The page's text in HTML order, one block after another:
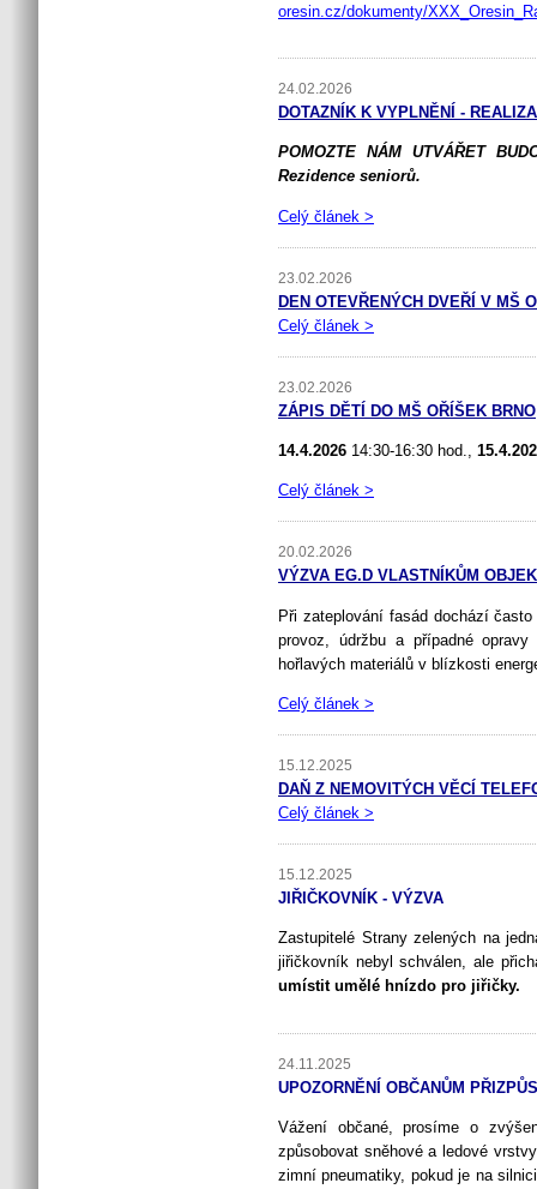
oresin.cz/dokumenty/
24.02.2026
DOTAZNÍK K VYPLNĚNÍ -
POMOZTE NÁM UTVÁŘET
Rezidence seniorů.
Celý článek >
23.02.2026
DEN OTEVŘENÝCH DVEŘÍ V MŠ
Celý článek >
23.02.2026
ZÁPIS DĚTÍ DO MŠ OŘÍŠEK BRNO
14.4.2026 14:30-16:30 hod.,
Celý článek >
20.02.2026
VÝZVA EG.D VLASTNÍKŮM
Při zateplování fasád dochází
provoz, údržbu a případné
hořlavých materiálů v blízkosti
Celý článek >
15.12.2025
DAŇ Z NEMOVITÝCH VĚCÍ
Celý článek >
15.12.2025
JIŘIČKOVNÍK - VÝZVA
Zastupitelé Strany zelených na
jiřičkovník nebyl schválen, ale
umístit umělé hnízdo pro jiřičky.
24.11.2025
UPOZORNĚNÍ OBČANŮM
Vážení občané, prosíme o
způsobovat sněhové a ledové
zimní pneumatiky, pokud je na